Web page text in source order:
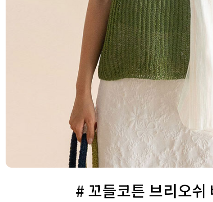
# 꼬들코튼 브리오쉬